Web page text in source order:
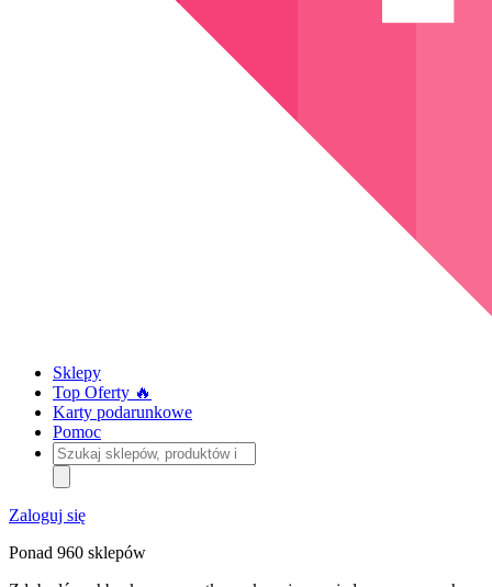
Sklepy
Top Oferty 🔥
Karty podarunkowe
Pomoc
Szukaj
sklepów,
produktów
i
kategorii
Zaloguj się
Ponad 960 sklepów